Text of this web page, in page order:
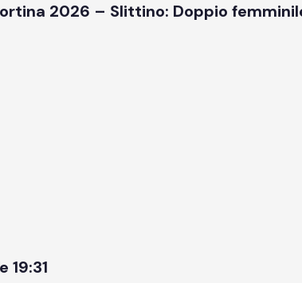
2026 – Slittino: Doppio
19:31